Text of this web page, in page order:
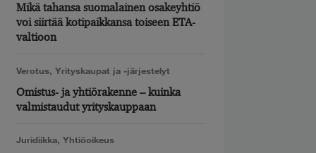
Mikä tahansa suomalainen osakeyhtiö
voi siirtää kotipaikkansa toiseen ETA-
valtioon
Verotus,Yrityskaupat ja -järjestelyt
Omistus- ja yhtiörakenne – kuinka
valmistaudut yrityskauppaan
Juridiikka,Yhtiöoikeus